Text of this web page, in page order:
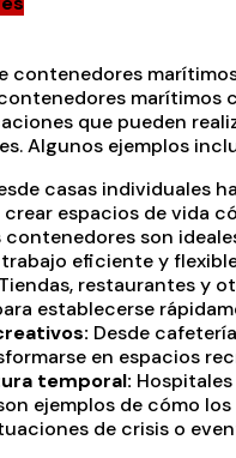
contenedores
marítimos
que pueden
Algunos ejemplos
casas individuales
espacios de vida
contenedores son
eficiente y
Tiendas, restaurantes y
establecerse
Desde
en espacios
temporal:
ejemplos de cómo
de crisis o